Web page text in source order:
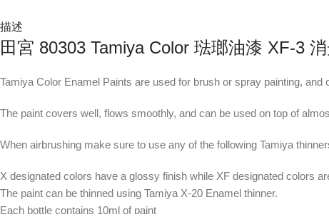
描述
田宮 80303 Tamiya Color 琺瑯油漆 XF-3
Tamiya Color Enamel Paints are used for brush or spray painting,
The paint covers well, flows smoothly, and can be used on top of
When airbrushing make sure to use any of the following Tamiya
X designated colors have a glossy finish while XF designated colors
The paint can be thinned using Tamiya X-20 Enamel thinner.
Each bottle contains 10ml of paint